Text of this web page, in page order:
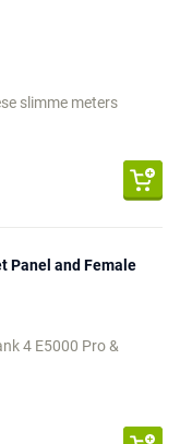
slimme meters
Panel and Female
4 E5000 Pro &